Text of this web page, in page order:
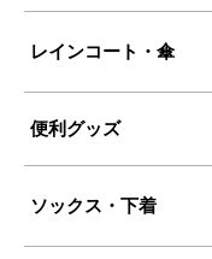
レインコート・傘
便利グッズ
ソックス・下着